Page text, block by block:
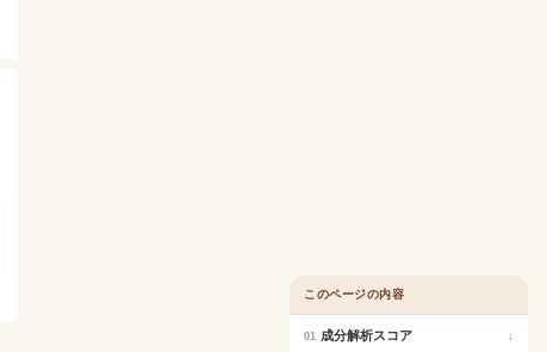
このページの内容
01 成分解析スコア ↓